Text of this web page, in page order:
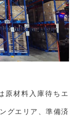
原材料入庫待ちエ
グエリア、準備済